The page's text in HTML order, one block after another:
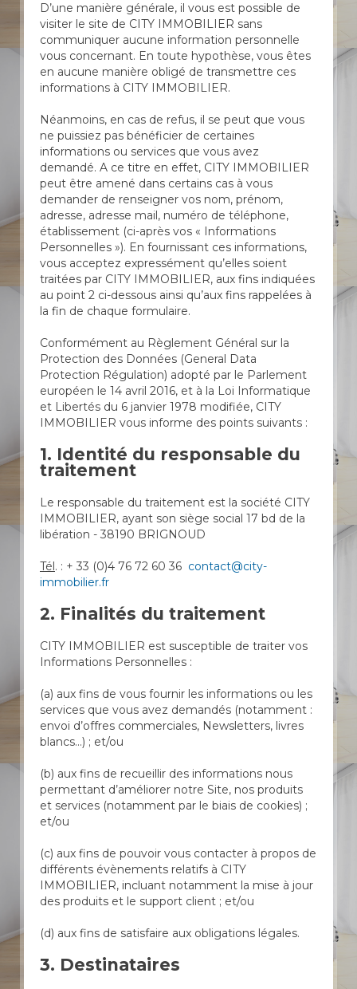
D’une manière générale, il vous est possible de
visiter le site de CITY IMMOBILIER sans
communiquer aucune information personnelle
vous concernant. En toute hypothèse, vous êtes
en aucune manière obligé de transmettre ces
informations à CITY IMMOBILIER.
Néanmoins, en cas de refus, il se peut que vous
ne puissiez pas bénéficier de certaines
informations ou services que vous avez
demandé. A ce titre en effet, CITY IMMOBILIER
peut être amené dans certains cas à vous
demander de renseigner vos nom, prénom,
adresse, adresse mail, numéro de téléphone,
établissement (ci-après vos « Informations
Personnelles »). En fournissant ces informations,
vous acceptez expressément qu’elles soient
traitées par CITY IMMOBILIER, aux fins indiquées
au point 2 ci-dessous ainsi qu’aux fins rappelées à
la fin de chaque formulaire.
Conformément au Règlement Général sur la
Protection des Données (General Data
Protection Régulation) adopté par le Parlement
européen le 14 avril 2016, et à la Loi Informatique
et Libertés du 6 janvier 1978 modifiée, CITY
IMMOBILIER vous informe des points suivants :
1. Identité du responsable du
traitement
Le responsable du traitement est la société CITY
IMMOBILIER, ayant son siège social 17 bd de la
libération - 38190 BRIGNOUD
Tél. : + 33 (0)4 76 72 60 36 contact@city-
immobilier.fr
2. Finalités du traitement
CITY IMMOBILIER est susceptible de traiter vos
Informations Personnelles :
(a) aux fins de vous fournir les informations ou les
services que vous avez demandés (notamment :
envoi d’offres commerciales, Newsletters, livres
blancs…) ; et/ou
(b) aux fins de recueillir des informations nous
permettant d’améliorer notre Site, nos produits
et services (notamment par le biais de cookies) ;
et/ou
(c) aux fins de pouvoir vous contacter à propos de
différents évènements relatifs à CITY
IMMOBILIER, incluant notamment la mise à jour
des produits et le support client ; et/ou
(d) aux fins de satisfaire aux obligations légales.
3. Destinataires